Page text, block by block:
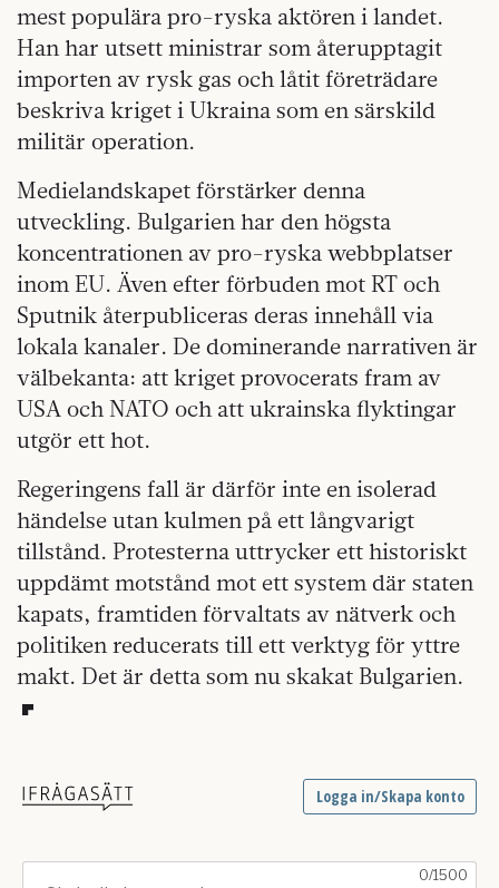
mest populära pro-ryska aktören i landet.
Han har utsett ministrar som återupptagit
importen av rysk gas och låtit företrädare
beskriva kriget i Ukraina som en särskild
militär operation.
Medielandskapet förstärker denna
utveckling. Bulgarien har den högsta
koncentrationen av pro-ryska webbplatser
inom EU. Även efter förbuden mot RT och
Sputnik återpubliceras deras innehåll via
lokala kanaler. De dominerande narrativen är
välbekanta: att kriget provocerats fram av
USA och NATO och att ukrainska flyktingar
utgör ett hot.
Regeringens fall är därför inte en isolerad
händelse utan kulmen på ett långvarigt
tillstånd. Protesterna uttrycker ett historiskt
uppdämt motstånd mot ett system där staten
kapats, framtiden förvaltats av nätverk och
politiken reducerats till ett verktyg för yttre
makt. Det är detta som nu skakat Bulgarien.